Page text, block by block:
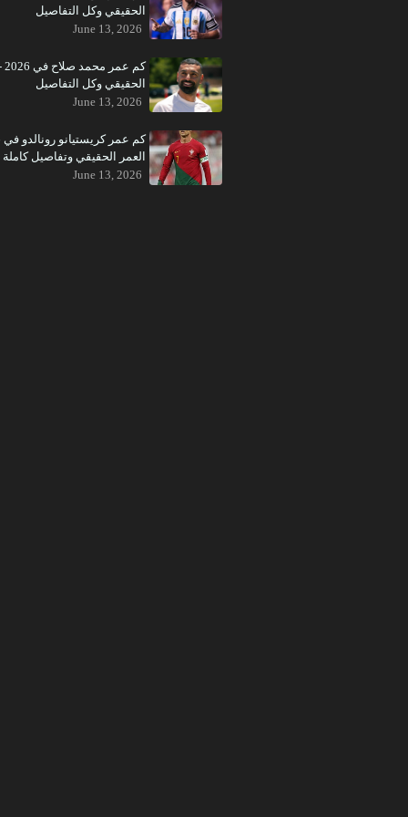
الحقيقي وكل التفاصيل
June 13, 2026
الحقيقي وكل التفاصيل
June 13, 2026
العمر الحقيقي وتفاصيل كاملة
June 13, 2026